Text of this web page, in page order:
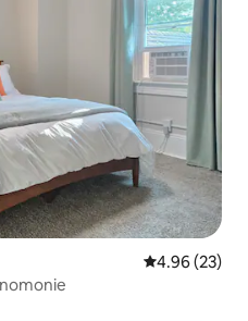
Ukadiriaji wa
4.96 (23)